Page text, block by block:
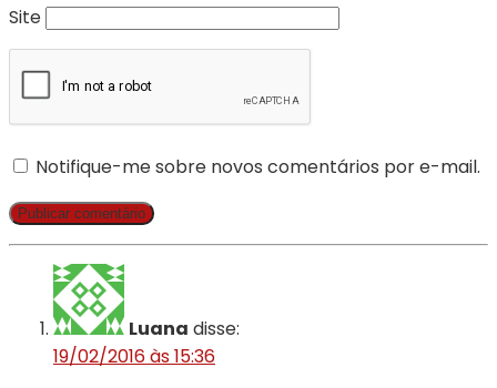
Site
Notifique-me sobre novos comentários por e-mail.
Luana disse:
19/02/2016 às 15:36